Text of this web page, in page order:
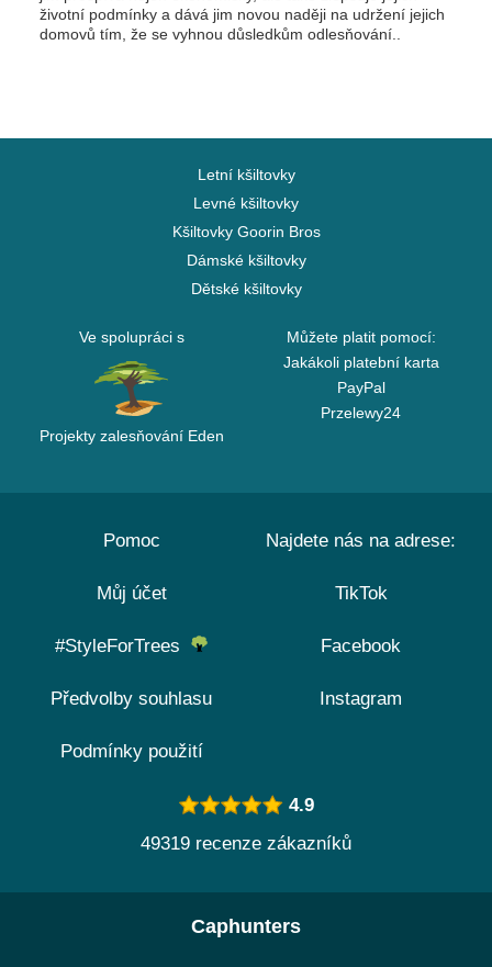
životní podmínky a dává jim novou naději na udržení jejich
domovů tím, že se vyhnou důsledkům odlesňování..
Letní kšiltovky
Levné kšiltovky
Kšiltovky Goorin Bros
Dámské kšiltovky
Dětské kšiltovky
Ve spolupráci s
Projekty zalesňování Eden
Můžete platit pomocí:
Jakákoli platební karta
PayPal
Przelewy24
Pomoc
Můj účet
#StyleForTrees
Předvolby souhlasu
Podmínky použití
Najdete nás na adrese:
TikTok
Facebook
Instagram
4.9
49319 recenze zákazníků
Caphunters